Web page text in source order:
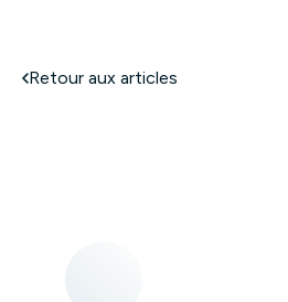
Retour aux articles